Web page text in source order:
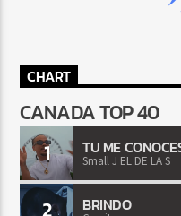
CHART
CANADA TOP 40
1 TU ME
Small J EL DE LA S
BRINDO